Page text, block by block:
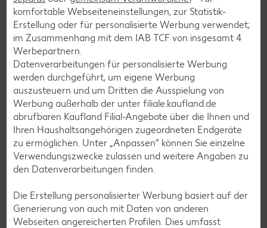
Cocktail-Rezepte
Avocado-Rezepte
Erdbeer-Rezepte
Blaubeer-Rezepte
Bananen-Rezepte
Zurück zu allen Rezepten
komfortable Webseiteneinstellungen, zur Statistik-
Erstellung oder für personalisierte Werbung verwendet;
im Zusammenhang mit dem IAB TCF von insgesamt 4
Werbepartnern.
Datenverarbeitungen für personalisierte Werbung
werden durchgeführt, um eigene Werbung
auszusteuern und um Dritten die Ausspielung von
Werbung außerhalb der unter filiale.kaufland.de
abrufbaren Kaufland Filial-Angebote über die Ihnen und
Ihren Haushaltsangehörigen zugeordneten Endgeräte
zu ermöglichen. Unter „Anpassen“ können Sie einzelne
Verwendungszwecke zulassen und weitere Angaben zu
den Datenverarbeitungen finden.
Die Erstellung personalisierter Werbung basiert auf der
Generierung von auch mit Daten von anderen
Webseiten angereicherten Profilen. Dies umfasst